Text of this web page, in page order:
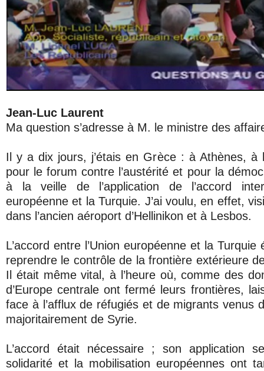
Jean-Luc Laurent
Ma question s’adresse à M. le ministre des
Il y a dix jours, j’étais en Grèce : à Athènes, à
pour le forum contre l’austérité et pour la
à la veille de l’application de l’accord
européenne et la Turquie. J’ai voulu, en effet,
dans l’ancien aéroport d’Hellinikon et à Lesbos.
L’accord entre l’Union européenne et la
reprendre le contrôle de la frontière extérieure
Il était même vital, à l’heure où, comme des
d’Europe centrale ont fermé leurs frontières,
face à l’afflux de réfugiés et de migrants venus
majoritairement de Syrie.
L’accord était nécessaire ; son application
solidarité et la mobilisation européennes ont